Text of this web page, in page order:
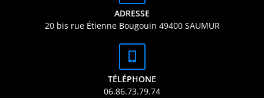
ADRESSE
20 bis rue Étienne Bougouin 49400 SAUMUR
TÉLÉPHONE
06.86.73.79.74